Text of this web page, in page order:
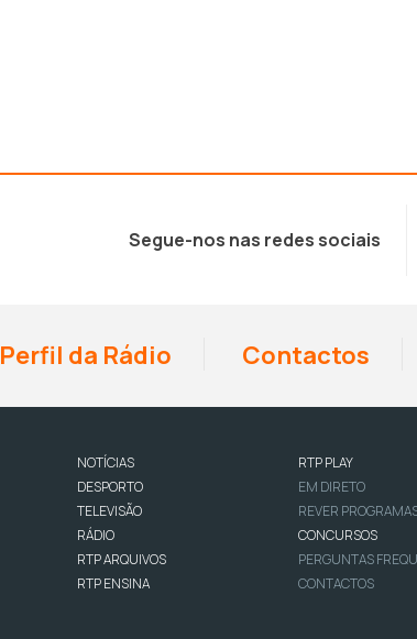
Segue-nos nas redes sociais
Perfil da Rádio Contactos
NOTÍCIAS
DESPORTO
TELEVISÃO
RÁDIO
RTP ARQUIVOS
RTP ENSINA
RTP PLAY
EM DIRETO
REVER
CONCURSOS
PERGUNTAS
CONTACTOS